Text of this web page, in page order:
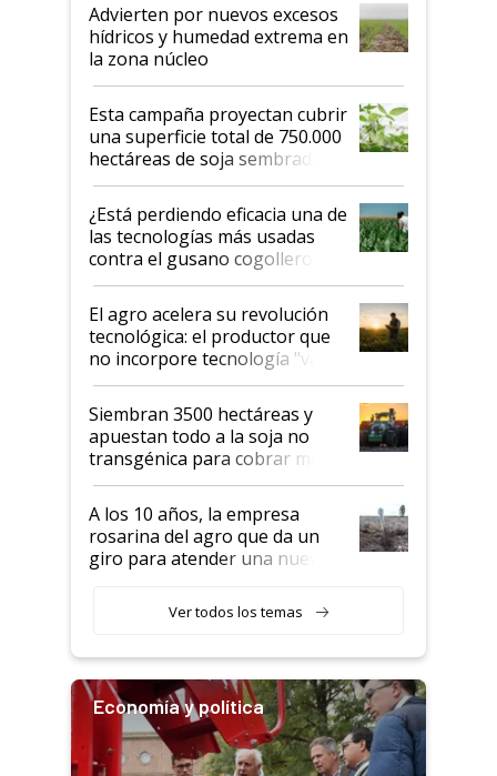
Advierten por nuevos excesos
hídricos y humedad extrema en
la zona núcleo
Esta campaña proyectan cubrir
una superficie total de 750.000
hectáreas de soja sembradas
con una nueva generación de
variedades que marcan un
salto tecnológico en genética y
rendimiento
¿Está perdiendo eficacia una de
las tecnologías más usadas
contra el gusano cogollero? El
desafío de una tecnología clave
El agro acelera su revolución
tecnológica: el productor que
no incorpore tecnología "va a
perder el tren"
Siembran 3500 hectáreas y
apuestan todo a la soja no
transgénica para cobrar más
por tonelada: compraron un
semillero
A los 10 años, la empresa
rosarina del agro que da un
giro para atender una nueva
Ver todos los temas
Economía y política